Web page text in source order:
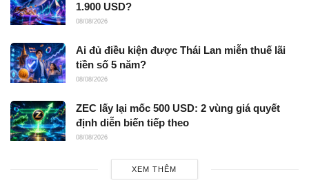
1.900 USD?
08/08/2026
Ai đủ điều kiện được Thái Lan miễn thuế lãi
tiền số 5 năm?
08/08/2026
ZEC lấy lại mốc 500 USD: 2 vùng giá quyết
định diễn biến tiếp theo
08/08/2026
XEM THÊM